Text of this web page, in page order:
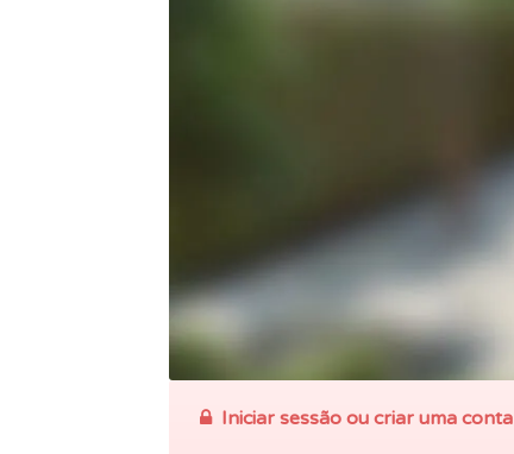
Iniciar sessão ou criar uma